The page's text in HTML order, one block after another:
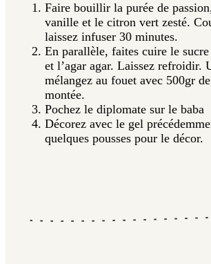
Faire bouillir la purée de
vanille et le citron vert zesté.
laissez infuser 30 minutes.
En parallèle, faites cuire le
et l’agar agar. Laissez refroidir.
mélangez au fouet avec 500gr
montée.
Pochez le diplomate sur le baba
Décorez avec le gel
quelques pousses pour le décor.